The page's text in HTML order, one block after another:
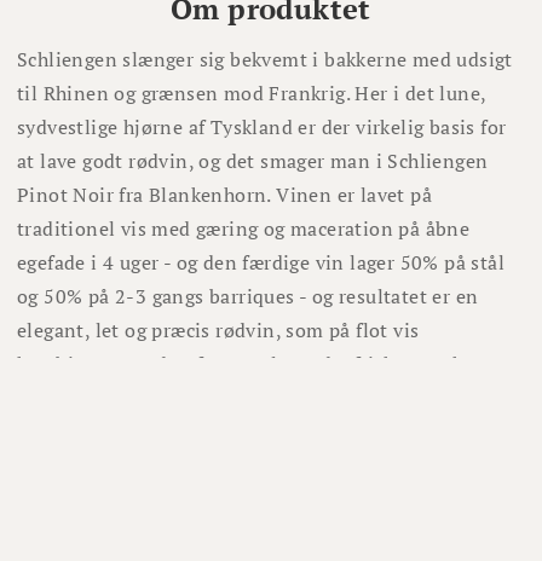
Om produktet
Schliengen slænger sig bekvemt i bakkerne med udsigt
til Rhinen og grænsen mod Frankrig. Her i det lune,
sydvestlige hjørne af Tyskland er der virkelig basis for
at lave godt rødvin, og det smager man i Schliengen
Pinot Noir fra Blankenhorn. Vinen er lavet på
traditionel vis med gæring og maceration på åbne
egefade i 4 uger - og den færdige vin lager 50% på stål
og 50% på 2-3 gangs barriques - og resultatet er en
elegant, let og præcis rødvin, som på flot vis
kombinerer moden frugt og levende, frisk syre - hvor